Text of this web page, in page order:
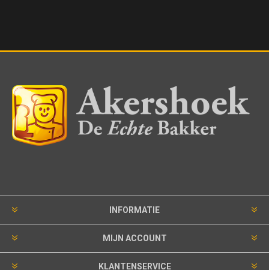
INFORMATIE
MIJN ACCOUNT
KLANTENSERVICE